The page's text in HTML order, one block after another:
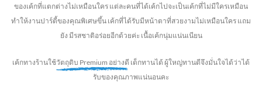
ของเค้กที่แตกต่างไม่เหมือนใคร แต่ละคนที่ได้เค้กไปจะเป็นเค้กที่ไม่มีใครเหมือน
ทำให้งานปาร์ตี้ของคุณพิเศษขึ้น เค้กที่ได้รับมีหน้าตาที่สวยงามไม่เหมือนใคร แถม
ยัง มีรสชาติอร่อยอีกด้วยค่ะ เนื้อเค้กนุ่มแน่นเนียน
เค้กทางร้านใช้วัตถุดิบ Premium อย่างดี เด็กทานได้ ผู้ใหญ่ทานดีจึงมั่นใจได้ว่าได้
รับของคุณภาพแน่นอนคะ